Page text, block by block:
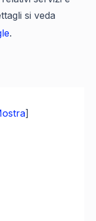
si veda
.
]